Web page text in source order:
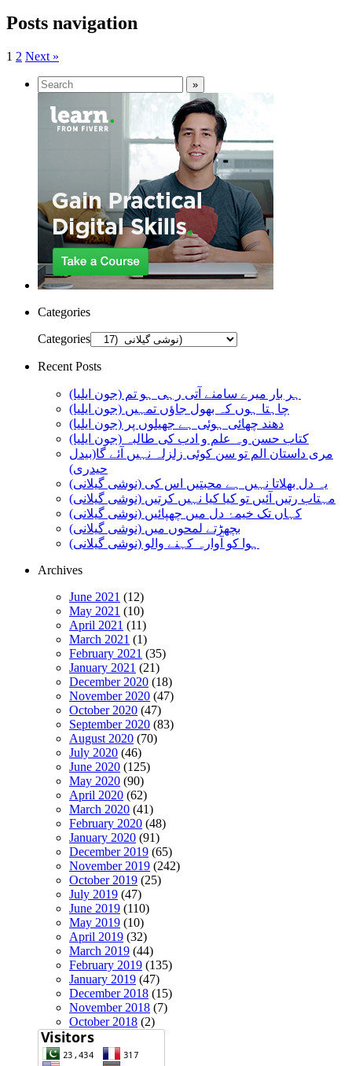
Posts navigation
1 2 Next »
Categories
Categories
Recent Posts
ہر بار میرے سامنے آتی رہی ہو تم (جون ایلیا)
چاہتا ہوں کہ بھول جاؤں تمہیں (جون ایلیا)
دھند چھائی ہوئی ہے جھیلوں پر (جون ایلیا)
کتاب حسن وہ علم و ادب کی طالبہ (جون ایلیا)
مری داستان الم تو سن کوئی زلزلہ نہیں آئے گا(بیدل
حیدری)
یہ دل بھلاتا نہیں ہے محبتیں اس کی (نوشی گیلانی)
مہتاب رتیں آئیں تو کیا کیا نہیں کرتیں (نوشی گیلانی)
کہاں تک خیمۂ دل میں چھپائیں (نوشی گیلانی)
بچھڑتے لمحوں میں (نوشی گیلانی)
ہوا کو آوارہ کہنے والو (نوشی گیلانی)
Archives
June 2021 (12)
May 2021 (10)
April 2021 (11)
March 2021 (1)
February 2021 (35)
January 2021 (21)
December 2020 (18)
November 2020 (47)
October 2020 (47)
September 2020 (83)
August 2020 (70)
July 2020 (46)
June 2020 (125)
May 2020 (90)
April 2020 (62)
March 2020 (41)
February 2020 (48)
January 2020 (91)
December 2019 (65)
November 2019 (242)
October 2019 (25)
July 2019 (47)
June 2019 (110)
May 2019 (10)
April 2019 (32)
March 2019 (44)
February 2019 (135)
January 2019 (47)
December 2018 (15)
November 2018 (7)
October 2018 (2)